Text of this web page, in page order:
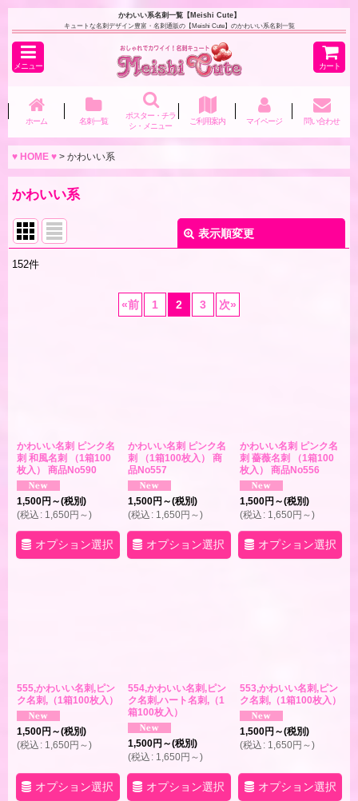
かわいい系名刺一覧【Meishi Cute】
キュートな名刺デザイン豊富・名刺通販の【Meishi Cute】のかわいい系名刺一覧
メニュー カート
ホーム 名刺一覧
ポスター・チラ
シ・メニュー
ご利用案内 マイページ 問い合わせ
♥ HOME ♥ > かわいい系
かわいい系
表示順変更
152件
«前 1 2 3 次»
かわいい名刺 ピンク名
刺 和風名刺 （1箱100
枚入） 商品No590
1,500円 ～(税別)
(税込 : 1,650円 ～)
オプション選択
かわいい名刺 ピンク名
刺 （1箱100枚入） 商
品No557
1,500円 ～(税別)
(税込 : 1,650円 ～)
オプション選択
かわいい名刺 ピンク名
刺 薔薇名刺 （1箱100
枚入） 商品No556
1,500円 ～(税別)
(税込 : 1,650円 ～)
オプション選択
555,かわいい名刺,ピン
ク名刺,（1箱100枚入）
1,500円 ～(税別)
(税込 : 1,650円 ～)
オプション選択
554,かわいい名刺,ピン
ク名刺,ハート名刺,（1
箱100枚入）
1,500円 ～(税別)
(税込 : 1,650円 ～)
オプション選択
553,かわいい名刺,ピン
ク名刺,（1箱100枚入）
1,500円 ～(税別)
(税込 : 1,650円 ～)
オプション選択